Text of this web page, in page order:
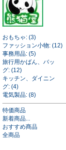
おもちゃ: (3)
ファッション小物: (12)
事務用品: (5)
旅行用かばん、バッ
グ: (12)
キッチン、ダイニン
グ: (4)
電気製品: (8)
特価商品
新着商品...
おすすめ商品
全商品